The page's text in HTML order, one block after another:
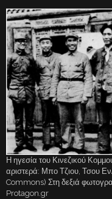
Η ηγεσία του Κινεζικού
αριστερά: Μπο Τζιου, Τσου
Commons) Στη δεξιά
Protagon.gr